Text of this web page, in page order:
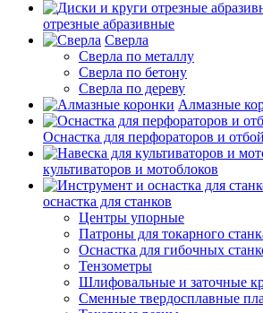
отрезные абразивные
Сверла
Сверла по металлу
Сверла по бетону
Сверла по дереву
Алмазные
Оснастка для перфораторов и
культиваторов и мотоблоков
оснастка для станков
Центры упорные
Патроны для токарного
Оснастка для гибочных
Тензометры
Шлифовальные и заточные
Сменные твердосплавные